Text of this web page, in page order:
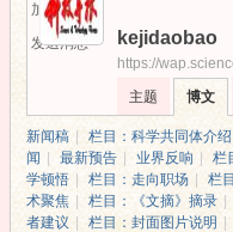
加为好友
发送消息
kejidaobao
https://
主题
博文
新闻稿 | 栏目：科学共同体介绍
闻
最新预告 业界反响 | 栏
学顿悟
栏目：走向职场 栏
术聚焦
栏目：《文摘》摘录 |
者建议
栏目：封面图片说明